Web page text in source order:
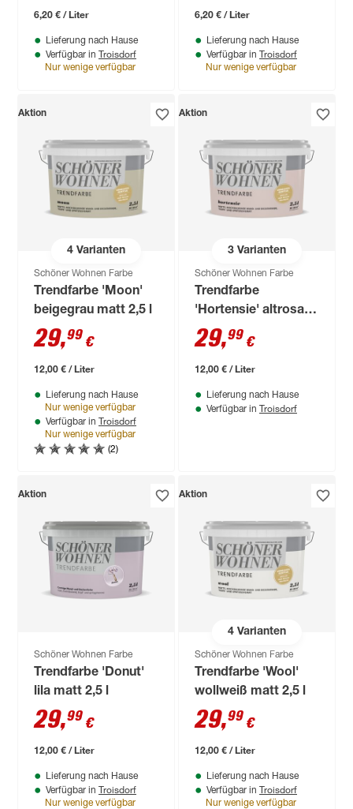
6,20 € / Liter
Lieferung nach Hause
Verfügbar in Troisdorf
Nur wenige verfügbar
6,20 € / Liter
Lieferung nach Hause
Verfügbar in Troisdorf
Nur wenige verfügbar
4Varianten
Aktion
Schöner Wohnen Farbe
Trendfarbe 'Moon'
beigegrau matt 2,5 l
29,99 €
12,00 € / Liter
Lieferung nach Hause
Nur wenige verfügbar
Verfügbar in Troisdorf
Nur wenige verfügbar
(2)
3Varianten
Aktion
Schöner Wohnen Farbe
Trendfarbe
'Hortensie' altrosa
matt 2,5 l
29,99 €
12,00 € / Liter
Lieferung nach Hause
Verfügbar in Troisdorf
Aktion
Schöner Wohnen Farbe
Trendfarbe 'Donut'
lila matt 2,5 l
29,99 €
12,00 € / Liter
Lieferung nach Hause
Verfügbar in Troisdorf
Nur wenige verfügbar
4Varianten
Aktion
Schöner Wohnen Farbe
Trendfarbe 'Wool'
wollweiß matt 2,5 l
29,99 €
12,00 € / Liter
Lieferung nach Hause
Verfügbar in Troisdorf
Nur wenige verfügbar